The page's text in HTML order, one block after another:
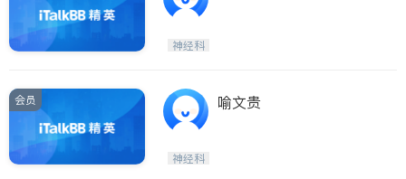
神经科
会员 喻文贵
神经科